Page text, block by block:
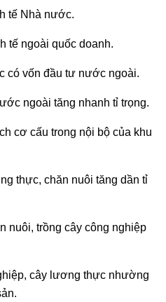
tế Nhà nước.
tế ngoài quốc doanh.
có vốn đầu tư nước ngoài.
ngoài tăng nhanh tỉ trọng.
cơ cấu trong nội bộ của khu
thực, chăn nuôi tăng dần tỉ
nuôi, trồng cây công nghiệp
cây lương thực nhường